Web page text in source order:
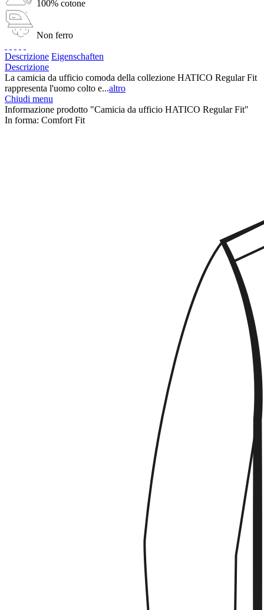
100% cotone
Non ferro
Descrizione Eigenschaften
Descrizione
La camicia da ufficio comoda della collezione HATICO Regular Fit
rappresenta l'uomo colto e...altro
Chiudi menu
Informazione prodotto "Camicia da ufficio HATICO Regular Fit"
In forma: Comfort Fit